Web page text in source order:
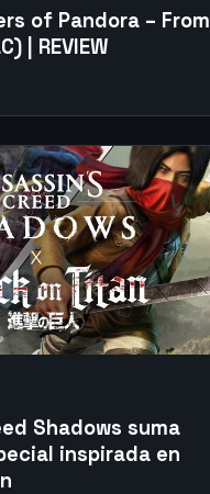
of Pandora – From
| REVIEW
Shadows suma
inspirada en